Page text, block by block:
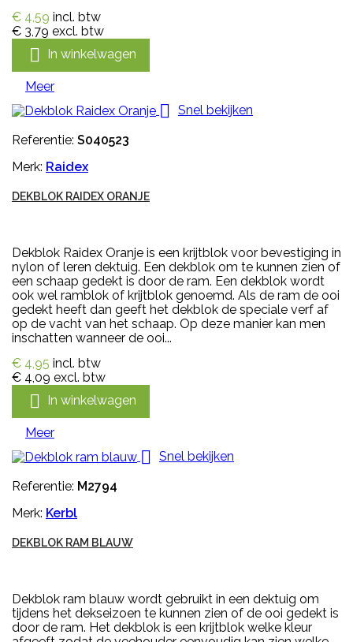
€ 4,59 incl. btw
€ 3,79 excl. btw
 In winkelwagen
Meer
 Snel bekijken
Referentie: S040523
Merk: Raidex
DEKBLOK RAIDEX ORANJE
Dekblok Raidex Oranje is een krijtblok voor bevestiging in
nylon of leren dektuig. Een dekblok om te kunnen zien of
een schaap gedekt is door de ram. Een dekblok wordt
ook wel ramblok of krijtblok genoemd. Als de ram de ooi
gedekt heeft dan geeft het dekblok de speciale verf af
op de vacht van het schaap. Op deze manier kan men
inschatten wanneer de ooi...
€ 4,95 incl. btw
€ 4,09 excl. btw
 In winkelwagen
Meer
 Snel bekijken
Referentie: M2794
Merk: Kerbl
DEKBLOK RAM BLAUW
Dekblok ram blauw wordt gebruikt in een dektuig om
tijdens het dekseizoen te kunnen zien of de ooi gedekt is
door de ram. Het dekblok is een krijtblok welke kleur